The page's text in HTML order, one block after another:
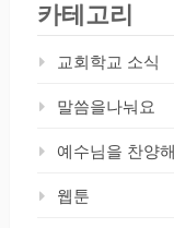
카테고리
교회학교 소식
말씀을나눠요
예수님을 찬양
웹툰